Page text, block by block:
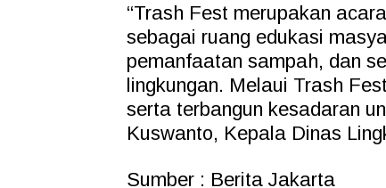
“Trash Fest merupakan
sebagai ruang edukasi
pemanfaatan sampah, dan
lingkungan. Melaui Trash
serta terbangun kesadaran
Kuswanto, Kepala Dinas
Sumber : Berita Jakarta